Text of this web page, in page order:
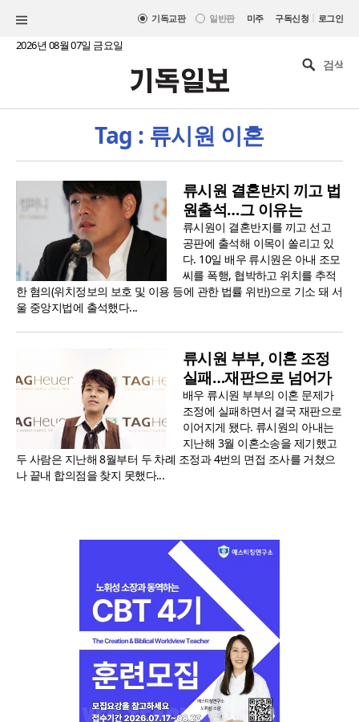
기독교판 일반판 미주 구독신청 | 로그인
2026년 08월 07일 금요일
Tag : 류시원 이혼
류시원 결혼반지 끼고 법
원출석…그 이유는
류시원이 결혼반지를 끼고 선고
공판에 출석해 이목이 쏠리고 있
다. 10일 배우 류시원은 아내 조모
씨를 폭행, 협박하고 위치를 추적
한 혐의(위치정보의 보호 및 이용 등에 관한 법률 위반)으로 기소 돼 서
울 중앙지법에 출석했다...
류시원 부부, 이혼 조정
실패…재판으로 넘어가
배우 류시원 부부의 이혼 문제가
조정에 실패하면서 결국 재판으로
이어지게 됐다. 류시원의 아내는
지난해 3월 이혼소송을 제기했고
두 사람은 지난해 8월부터 두 차례 조정과 4번의 면접 조사를 거쳤으
나 끝내 합의점을 찾지 못했다...